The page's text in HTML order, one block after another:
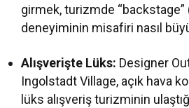
girmek, turizmde “backstage”
deneyiminin misafiri nasıl
Alışverişte Lüks: Designer
Ingolstadt Village, açık hava
lüks alışveriş turizminin